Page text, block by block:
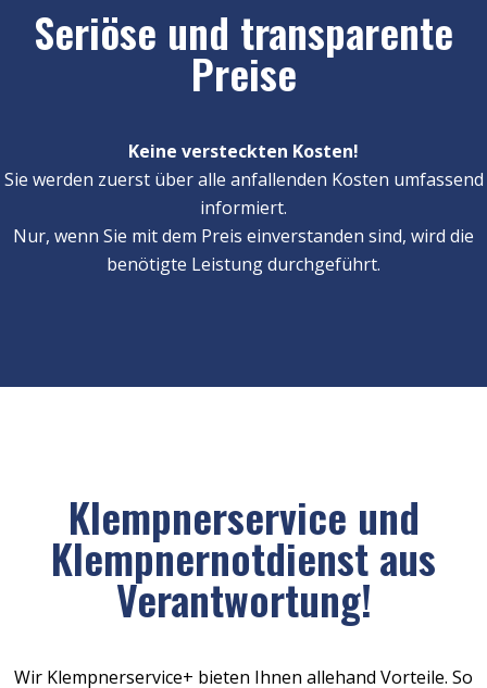
Seriöse und transparente
Preise
Keine versteckten Kosten!
Sie werden zuerst über alle anfallenden Kosten umfassend
informiert.
Nur, wenn Sie mit dem Preis einverstanden sind, wird die
benötigte Leistung durchgeführt.
Klempnerservice und
Klempnernotdienst aus
Verantwortung!
Wir Klempnerservice+ bieten Ihnen allehand Vorteile. So